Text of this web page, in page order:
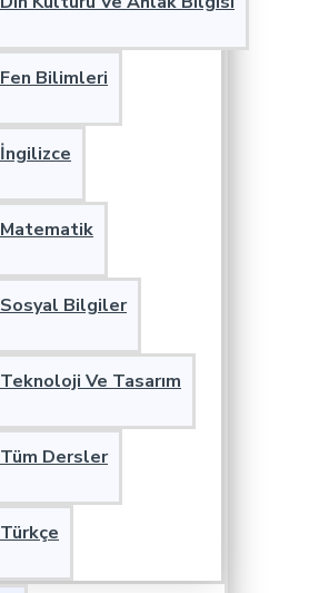
Fen Bilimleri
İngilizce
Matematik
Sosyal Bilgiler
Teknoloji Ve Tasarım
Tüm Dersler
Türkçe